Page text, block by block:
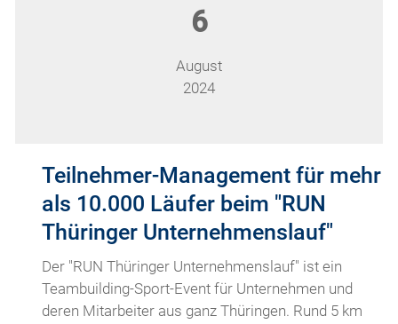
6
August
2024
Teilnehmer-Management für mehr
als 10.000 Läufer beim "RUN
Thüringer Unternehmenslauf"
Der "RUN Thüringer Unternehmenslauf" ist ein
Teambuilding-Sport-Event für Unternehmen und
deren Mitarbeiter aus ganz Thüringen. Rund 5 km